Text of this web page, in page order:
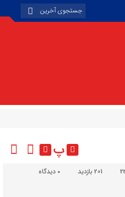
پ
201 بازدید دیدگاه